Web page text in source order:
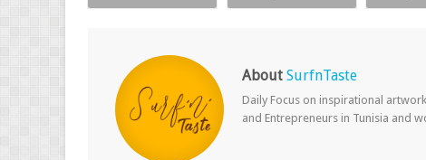
About SurfnTaste
Daily Focus on inspirational
and Entrepreneurs in Tunisia and